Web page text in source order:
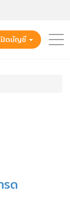
ปิดบัญชี
รด